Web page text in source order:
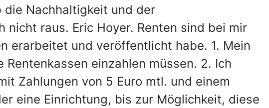
die Nachhaltigkeit und der
raus. Eric Hoyer. Renten sind bei mir
erarbeitet und veröffentlicht habe. 1. Mein
einzahlen müssen. 2. Ich
Zahlungen von 5 Euro mtl. und einem
eine Einrichtung, bis zur Möglichkeit, diese